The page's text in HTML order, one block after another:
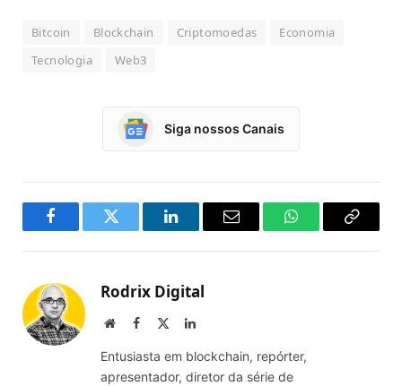
Bitcoin Blockchain Criptomoedas
Economia
Tecnologia
Web3
Siga nossos Canais
FacebookTwitter LinkedInEmail WhatsAppCopy
Rodrix Digital
WebsiteFacebook LinkedIn
Entusiasta em blockchain, repórter,
apresentador, diretor da série de